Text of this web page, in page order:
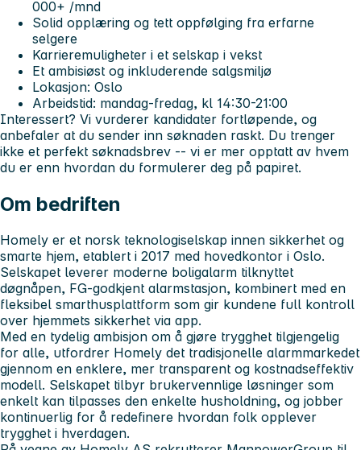
000+ /mnd
Solid opplæring og tett oppfølging fra erfarne
selgere
Karrieremuligheter i et selskap i vekst
Et ambisiøst og inkluderende salgsmiljø
Lokasjon: Oslo
Arbeidstid: mandag-fredag, kl 14:30-21:00
Interessert? Vi vurderer kandidater fortløpende, og
anbefaler at du sender inn søknaden raskt. Du trenger
ikke et perfekt søknadsbrev -- vi er mer opptatt av hvem
du er enn hvordan du formulerer deg på papiret.
Om bedriften
Homely er et norsk teknologiselskap innen sikkerhet og
smarte hjem, etablert i 2017 med hovedkontor i Oslo.
Selskapet leverer moderne boligalarm tilknyttet
døgnåpen, FG-godkjent alarmstasjon, kombinert med en
fleksibel smarthusplattform som gir kundene full kontroll
over hjemmets sikkerhet via app.
Med en tydelig ambisjon om å gjøre trygghet tilgjengelig
for alle, utfordrer Homely det tradisjonelle alarmmarkedet
gjennom en enklere, mer transparent og kostnadseffektiv
modell. Selskapet tilbyr brukervennlige løsninger som
enkelt kan tilpasses den enkelte husholdning, og jobber
kontinuerlig for å redefinere hvordan folk opplever
trygghet i hverdagen.